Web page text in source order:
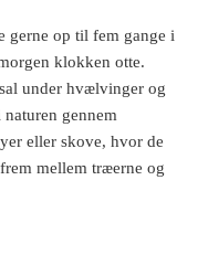
gerne op til fem gange i
klokken otte.
under hvælvinger og
gennem
eller skove, hvor de
mellem træerne og